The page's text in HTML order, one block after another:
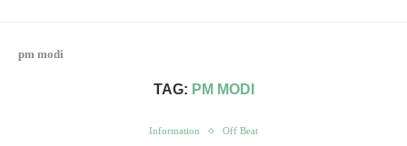
pm modi
TAG: PM MODI
Information Off Beat